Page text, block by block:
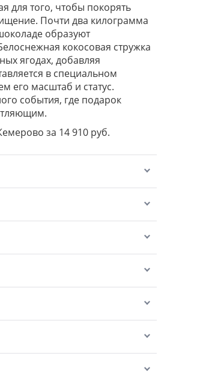
для того, чтобы покорять
Почти два килограмма
образуют
кокосовая стружка
ягодах, добавляя
в специальном
его масштаб и статус.
события, где подарок
за 14 910 руб.